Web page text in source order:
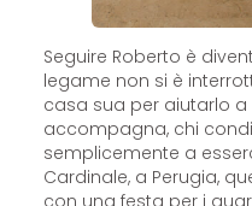
Seguire Roberto è
legame non si è
casa sua per aiutarlo a
accompagna, chi
semplicemente a
Cardinale, a Perugia,
con una festa per i